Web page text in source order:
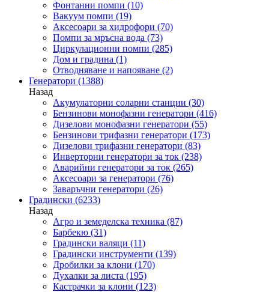
Фонтанни помпи (10)
Вакуум помпи (19)
Аксесоари за хидрофори (70)
Помпи за мръсна вода (73)
Циркулационни помпи (285)
Дом и градина (1)
Отводняване и напояване (2)
Генератори (1388)
Назад
Акумулаторни соларни станции (30)
Бензинови монофазни генератори (416)
Дизелови монофазни генератори (55)
Бензинови трифазни генератори (173)
Дизелови трифазни генератори (83)
Инверторни генератори за ток (238)
Аварийни генератори за ток (265)
Аксесоари за генератори (76)
Заваръчни генератори (26)
Градински (6233)
Назад
Агро и земеделска техника (87)
Барбекю (31)
Градински валяци (11)
Градински инструменти (139)
Дробилки за клони (170)
Духалки за листа (195)
Кастрачки за клони (123)